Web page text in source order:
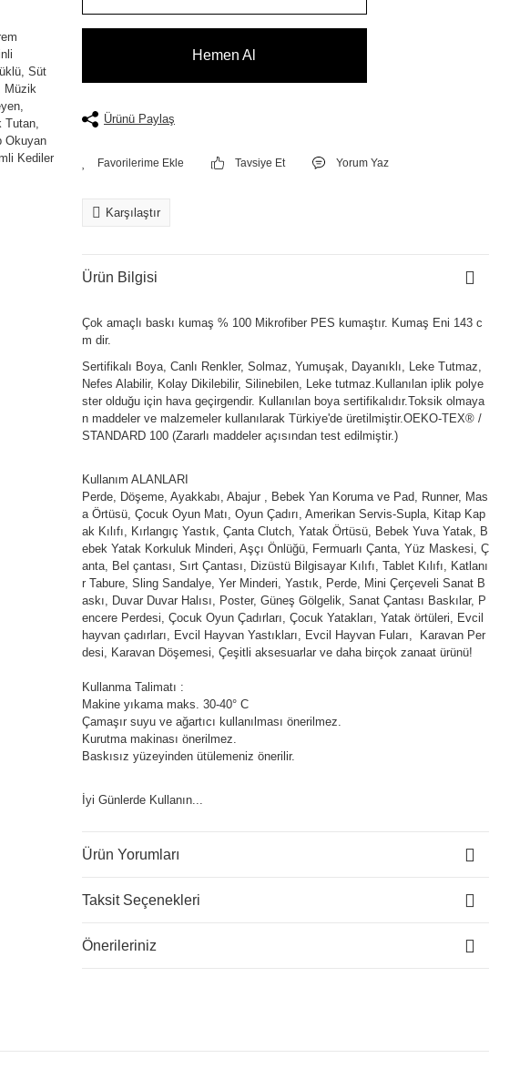
Hemen Al
Ürünü Paylaş
Tavsiye Et Yorum Yaz
Karşılaştır
Ürün Bilgisi
Çok amaçlı baskı kumaş % 100 Mikrofiber PES kumaştır. Kumaş Eni 143 c
m dir.
Sertifikalı Boya, Canlı Renkler, Solmaz, Yumuşak, Dayanıklı, Leke Tutmaz,
Nefes Alabilir, Kolay Dikilebilir, Silinebilen, Leke tutmaz.Kullanılan iplik polye
ster olduğu için hava geçirgendir. Kullanılan boya sertifikalıdır.Toksik olmaya
n maddeler ve malzemeler kullanılarak Türkiye'de üretilmiştir.OEKO-TEX® /
STANDARD 100 (Zararlı maddeler açısından test edilmiştir.)
Kullanım ALANLARI
Perde, Döşeme, Ayakkabı, Abajur , Bebek Yan Koruma ve Pad, Runner, Mas
a Örtüsü, Çocuk Oyun Matı, Oyun Çadırı, Amerikan Servis-Supla, Kitap Kap
ak Kılıfı, Kırlangıç Yastık, Çanta Clutch, Yatak Örtüsü, Bebek Yuva Yatak, B
ebek Yatak Korkuluk Minderi, Aşçı Önlüğü, Fermuarlı Çanta, Yüz Maskesi, Ç
anta, Bel çantası, Sırt Çantası, Dizüstü Bilgisayar Kılıfı, Tablet Kılıfı, Katlanı
r Tabure, Sling Sandalye, Yer Minderi, Yastık, Perde, Mini Çerçeveli Sanat B
askı, Duvar Duvar Halısı, Poster, Güneş Gölgelik, Sanat Çantası Baskılar, P
encere Perdesi, Çocuk Oyun Çadırları, Çocuk Yatakları, Yatak örtüleri, Evcil
hayvan çadırları, Evcil Hayvan Yastıkları, Evcil Hayvan Fuları, Karavan Per
desi, Karavan Döşemesi, Çeşitli aksesuarlar ve daha birçok zanaat ürünü!
Kullanma Talimatı :
Makine yıkama maks. 30-40° C
Çamaşır suyu ve ağartıcı kullanılması önerilmez.
Kurutma makinası önerilmez.
Baskısız yüzeyinden ütülemeniz önerilir.
İyi Günlerde Kullanın...
Ürün Yorumları
Taksit Seçenekleri
Önerileriniz